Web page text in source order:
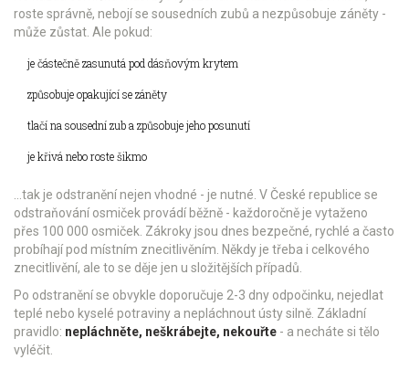
roste správně, nebojí se sousedních zubů a nezpůsobuje záněty -
může zůstat. Ale pokud:
je částečně zasunutá pod dásňovým krytem
způsobuje opakující se záněty
tlačí na sousední zub a způsobuje jeho posunutí
je křivá nebo roste šikmo
…tak je odstranění nejen vhodné - je nutné. V České republice se
odstraňování osmiček provádí běžně - každoročně je vytaženo
přes 100 000 osmiček. Zákroky jsou dnes bezpečné, rychlé a často
probíhají pod místním znecitlivěním. Někdy je třeba i celkového
znecitlivění, ale to se děje jen u složitějších případů.
Po odstranění se obvykle doporučuje 2-3 dny odpočinku, nejedlat
teplé nebo kyselé potraviny a nepláchnout ústy silně. Základní
pravidlo: nepláchněte, neškrábejte, nekouřte - a necháte si tělo
vyléčit.